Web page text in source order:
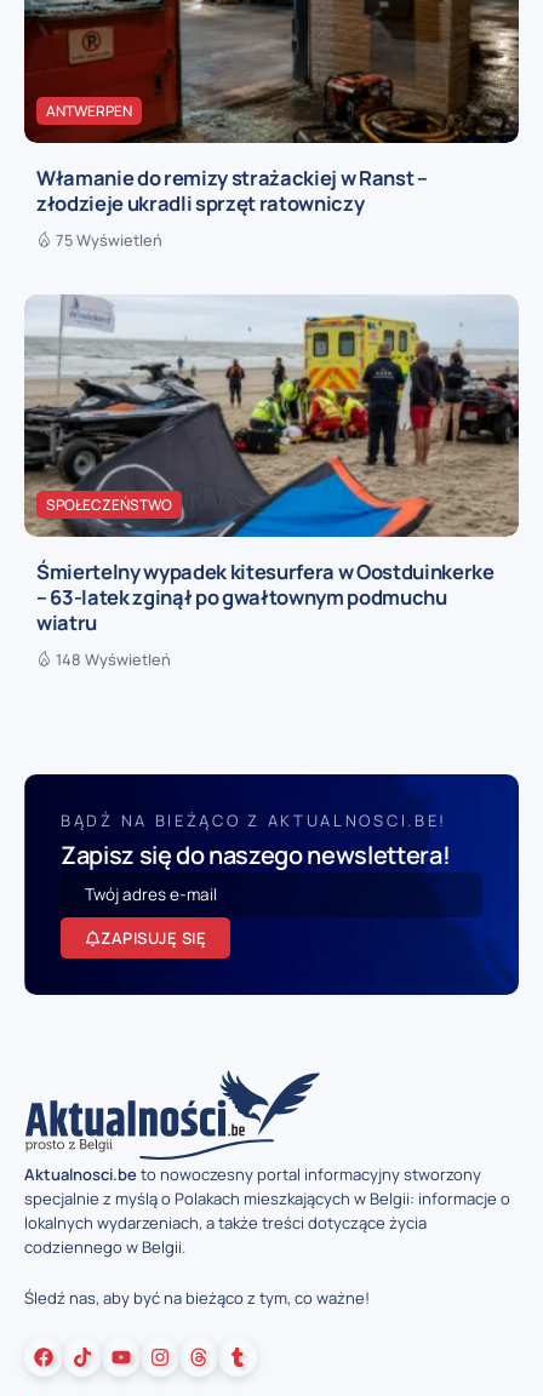
ANTWERPEN
Włamanie do remizy strażackiej w Ranst –
złodzieje ukradli sprzęt ratowniczy
75 Wyświetleń
SPOŁECZEŃSTWO
Śmiertelny wypadek kitesurfera w Oostduinkerke
– 63-latek zginął po gwałtownym podmuchu
wiatru
148 Wyświetleń
BĄDŹ NA BIEŻĄCO Z AKTUALNOSCI.BE!
Zapisz się do naszego newslettera!
ZAPISUJĘ SIĘ
Aktualnosci.beto nowoczesny portal informacyjny stworzony
specjalnie z myślą o Polakach mieszkających w Belgii: informacje o
lokalnych wydarzeniach, a także treści dotyczące życia
codziennego w Belgii.
Śledź nas, aby być na bieżąco z tym, co ważne!